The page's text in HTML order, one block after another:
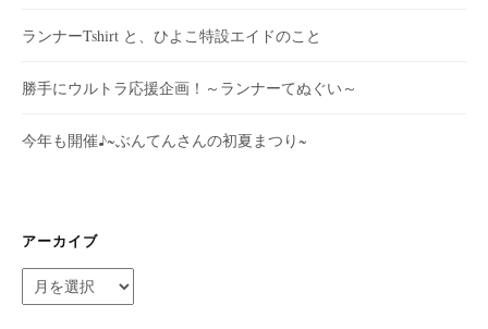
ランナーTshirt と、ひよこ特設エイドのこと
勝手にウルトラ応援企画！～ランナーてぬぐい～
今年も開催♪~ぶんてんさんの初夏まつり~
アーカイブ
ー